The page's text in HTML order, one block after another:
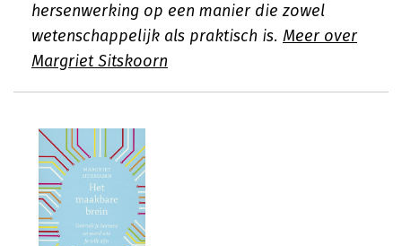
hersenwerking op een manier die zowel
wetenschappelijk als praktisch is. Meer over
Margriet Sitskoorn